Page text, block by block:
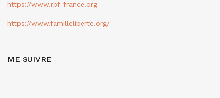
https://www.rpf-france.org
https://www.familleliberte.org/
ME SUIVRE :